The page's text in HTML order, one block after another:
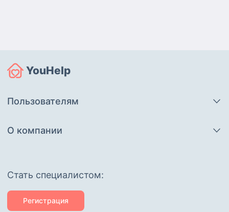
YouHelp
Пользователям
О компании
Cтать специалистом:
Регистрация